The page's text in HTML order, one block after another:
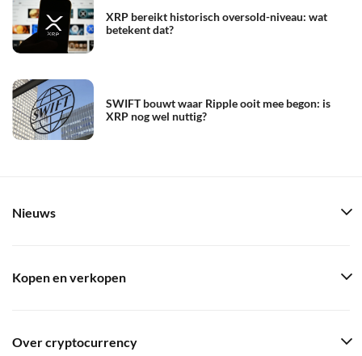
XRP bereikt historisch oversold-niveau: wat
betekent dat?
SWIFT bouwt waar Ripple ooit mee begon: is
XRP nog wel nuttig?
Nieuws
Kopen en verkopen
Over cryptocurrency